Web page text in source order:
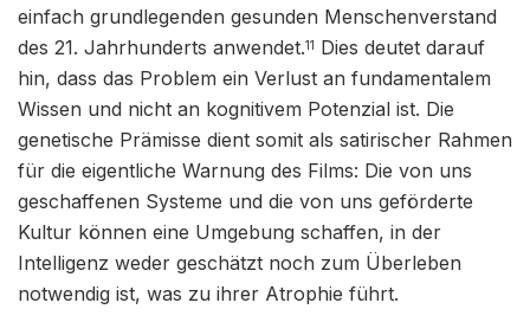
einfach grundlegenden gesunden Menschenverstand
des 21. Jahrhunderts anwendet.11 Dies deutet darauf
hin, dass das Problem ein Verlust an fundamentalem
Wissen und nicht an kognitivem Potenzial ist. Die
genetische Prämisse dient somit als satirischer Rahmen
für die eigentliche Warnung des Films: Die von uns
geschaffenen Systeme und die von uns geförderte
Kultur können eine Umgebung schaffen, in der
Intelligenz weder geschätzt noch zum Überleben
notwendig ist, was zu ihrer Atrophie führt.